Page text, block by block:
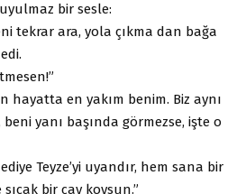
bir sesle:
tekrar ara, yola çıkma dan bağa
hayatta en yakım benim. Biz aynı
yanı başında görmezse, işte o
Teyze’yi uyandır, hem sana bir
bir çay koysun.”